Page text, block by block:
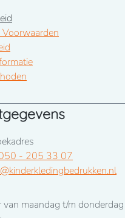
- 205 33 07
van maandag t/m